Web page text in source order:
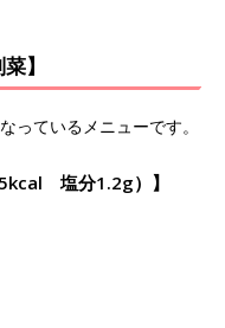
】
っているメニューです。
塩分1.2g）】